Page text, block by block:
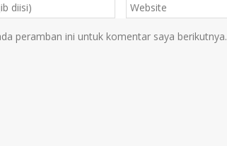
peramban ini untuk komentar saya berikutnya.